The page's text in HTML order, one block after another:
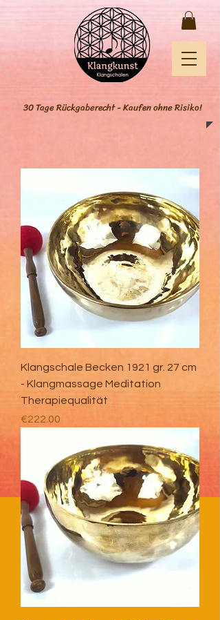
30 Tage Rückgaberecht - Kaufen ohne Risiko!
Klangschale Becken 1921 gr. 27 cm
- Klangmassage Meditation
Therapiequalität
Price
€222.00